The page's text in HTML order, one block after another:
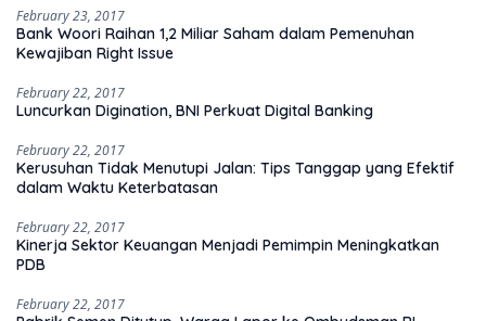
February 23, 2017
Bank Woori Raihan 1,2 Miliar Saham dalam Pemenuhan
Kewajiban Right Issue
February 22, 2017
Luncurkan Digination, BNI Perkuat Digital Banking
February 22, 2017
Kerusuhan Tidak Menutupi Jalan: Tips Tanggap yang Efektif
dalam Waktu Keterbatasan
February 22, 2017
Kinerja Sektor Keuangan Menjadi Pemimpin Meningkatkan
PDB
February 22, 2017